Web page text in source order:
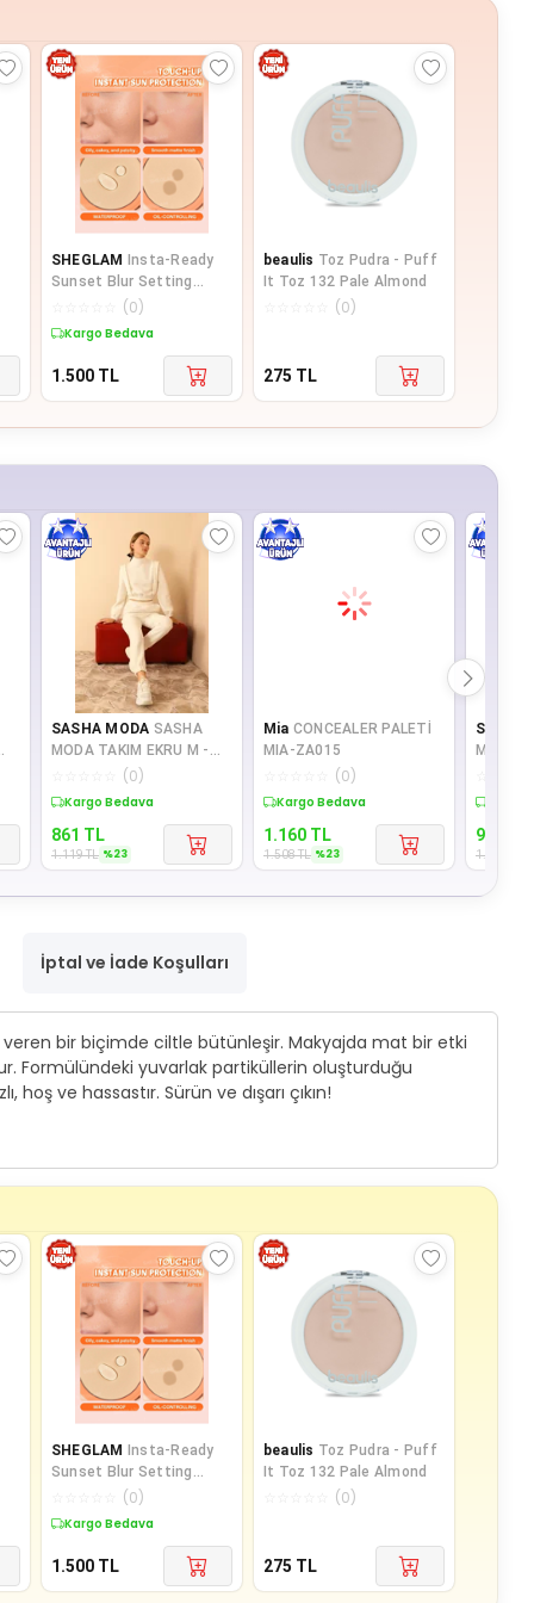
SHEGLAM
Insta-Ready
Sunset Blur Setting
Powder - Gözenek
Gizleyici ve Yağ Kontrollü
Flulaştırıcı Toz
Sabitleme Pudrası
(0)
Kargo Bedava
1.500 TL
beaulis Toz Pudra - Puff
It Toz 132 Pale Almond
(0)
275 TL
SASHA MODA SASHA
MODA TAKIM EKRU M -
Kapitone Kumaş Boğazlı
Yaka Omuz Detayl
(0)
Sepette %23 İndirim
861 TL
1.119TL %23
Mia CONCEALER PALETİ
MIA-ZA015
(0)
Sepette %23 İndirim
1.160 TL
1.508TL %23
SASHA
MODA
Yaka
969
1.260
İptal ve İade Koşulları
bir biçimde ciltle bütünleşir. Makyajda mat bir etki
Formülündeki yuvarlak partiküllerin oluşturduğu
hoş ve hassastır. Sürün ve dışarı çıkın!
SHEGLAM
Insta-Ready
Sunset Blur Setting
Powder - Gözenek
Gizleyici ve Yağ Kontrollü
Flulaştırıcı Toz
Sabitleme Pudrası
(0)
Kargo Bedava
1.500 TL
beaulis Toz Pudra - Puff
It Toz 132 Pale Almond
(0)
275 TL